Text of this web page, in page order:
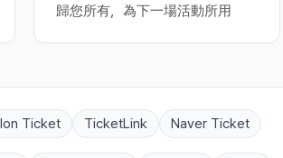
歸您所有，為下一場活動所用
Ticket TicketLink Naver Ticket